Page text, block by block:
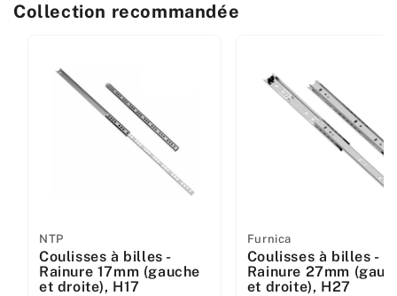
Collection recommandée
Fabricant
:
NTP
Coulisses à billes -
Rainure 17mm (gauche
et droite), H17
Fabricant
:
Furnica
Coulisses à billes -
Rainure 27mm
et droite), H27